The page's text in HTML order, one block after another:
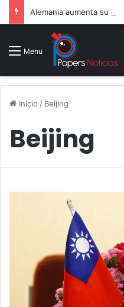
Menu
Inicio / Beijing
Beijing